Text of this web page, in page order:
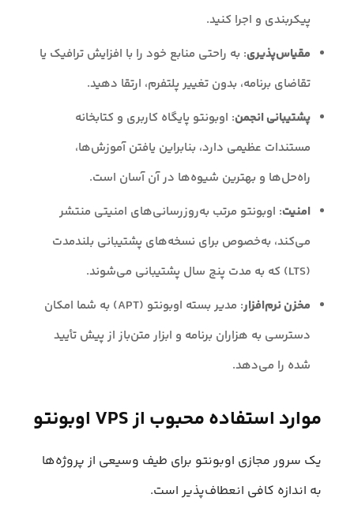
پیکربندی و اجرا کنید.
مقیاس‌پذیری: به راحتی منابع خود را با افزایش ترافیک یا
تقاضای برنامه، بدون تغییر پلتفرم، ارتقا دهید.
پشتیبانی انجمن: اوبونتو پایگاه کاربری و کتابخانه
مستندات عظیمی دارد، بنابراین یافتن آموزش‌ها،
راه‌حل‌ها و بهترین شیوه‌ها در آن آسان است.
امنیت: اوبونتو مرتب به‌روزرسانی‌های امنیتی منتشر
می‌کند، به‌خصوص برای نسخه‌های پشتیبانی بلندمدت
(LTS) که به مدت پنج سال پشتیبانی می‌شوند.
مخزن نرم‌افزار
: مدیر بسته اوبونتو (APT) به شما امکان
دسترسی به هزاران برنامه و ابزار متن‌باز از پیش تأیید
شده را می‌دهد.
موارد استفاده محبوب از VPS اوبونتو
یک سرور مجازی اوبونتو برای طیف وسیعی از پروژه‌ها
به اندازه کافی انعطاف‌پذیر است.